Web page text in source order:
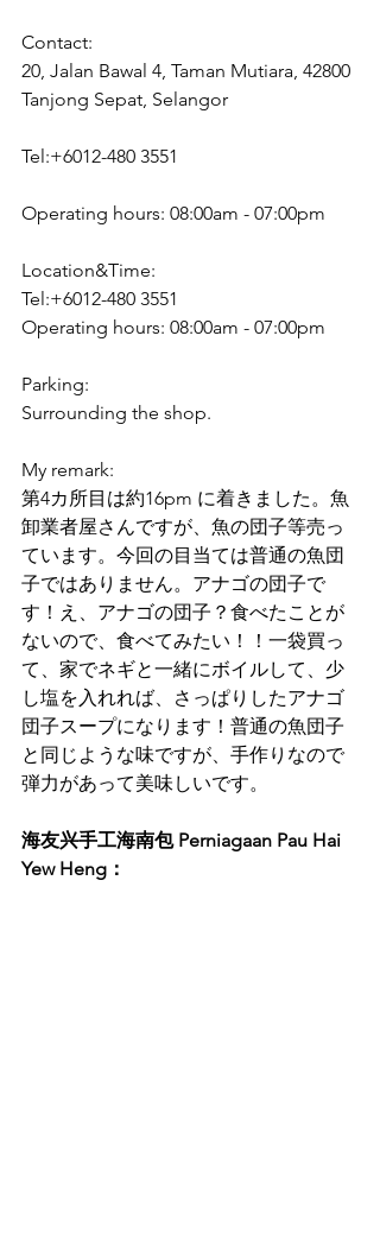
Contact:
20, Jalan Bawal 4, Taman Mutiara, 42800
Tanjong Sepat, Selangor
Tel:+6012-480 3551
Operating hours: 08:00am - 07:00pm
Location&Time:
Tel:+6012-480 3551
Operating hours: 08:00am - 07:00pm
Parking:
Surrounding the shop.
My remark:
第4カ所目は約16pm に着きました。魚
卸業者屋さんですが、魚の団子等売っ
ています。今回の目当ては普通の魚団
子ではありません。アナゴの団子で
す！え、アナゴの団子？食べたことが
ないので、食べてみたい！！一袋買っ
て、家でネギと一緒にボイルして、少
し塩を入れれば、さっぱりしたアナゴ
団子スープになります！普通の魚団子
と同じような味ですが、手作りなので
弾力があって美味しいです。
海友兴手工海南包 Perniagaan Pau Hai
Yew Heng：